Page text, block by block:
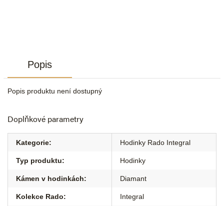
Popis
Popis produktu není dostupný
Doplňkové parametry
Kategorie: Hodinky Rado Integral
Typ produktu: Hodinky
Kámen v hodinkách: Diamant
Kolekce Rado: Integral